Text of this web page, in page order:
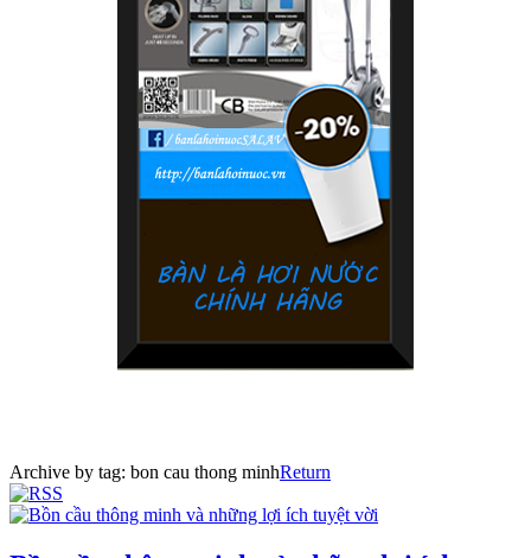
Archive by tag: bon cau thong minhReturn